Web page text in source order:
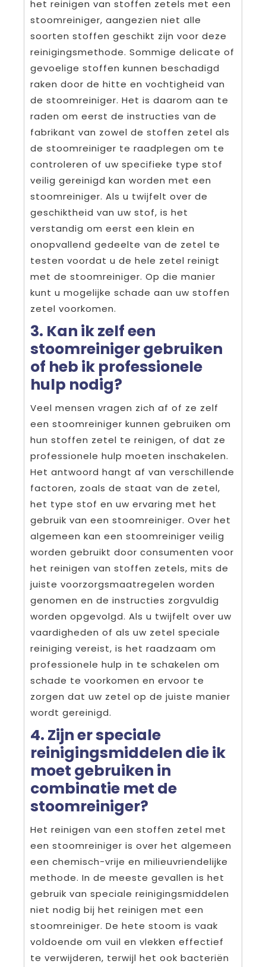
het reinigen van stoffen zetels met een
stoomreiniger, aangezien niet alle
soorten stoffen geschikt zijn voor deze
reinigingsmethode. Sommige delicate of
gevoelige stoffen kunnen beschadigd
raken door de hitte en vochtigheid van
de stoomreiniger. Het is daarom aan te
raden om eerst de instructies van de
fabrikant van zowel de stoffen zetel als
de stoomreiniger te raadplegen om te
controleren of uw specifieke type stof
veilig gereinigd kan worden met een
stoomreiniger. Als u twijfelt over de
geschiktheid van uw stof, is het
verstandig om eerst een klein en
onopvallend gedeelte van de zetel te
testen voordat u de hele zetel reinigt
met de stoomreiniger. Op die manier
kunt u mogelijke schade aan uw stoffen
zetel voorkomen.
3. Kan ik zelf een
stoomreiniger gebruiken
of heb ik professionele
hulp nodig?
Veel mensen vragen zich af of ze zelf
een stoomreiniger kunnen gebruiken om
hun stoffen zetel te reinigen, of dat ze
professionele hulp moeten inschakelen.
Het antwoord hangt af van verschillende
factoren, zoals de staat van de zetel,
het type stof en uw ervaring met het
gebruik van een stoomreiniger. Over het
algemeen kan een stoomreiniger veilig
worden gebruikt door consumenten voor
het reinigen van stoffen zetels, mits de
juiste voorzorgsmaatregelen worden
genomen en de instructies zorgvuldig
worden opgevolgd. Als u twijfelt over uw
vaardigheden of als uw zetel speciale
reiniging vereist, is het raadzaam om
professionele hulp in te schakelen om
schade te voorkomen en ervoor te
zorgen dat uw zetel op de juiste manier
wordt gereinigd.
4. Zijn er speciale
reinigingsmiddelen die ik
moet gebruiken in
combinatie met de
stoomreiniger?
Het reinigen van een stoffen zetel met
een stoomreiniger is over het algemeen
een chemisch-vrije en milieuvriendelijke
methode. In de meeste gevallen is het
gebruik van speciale reinigingsmiddelen
niet nodig bij het reinigen met een
stoomreiniger. De hete stoom is vaak
voldoende om vuil en vlekken effectief
te verwijderen, terwijl het ook bacteriën